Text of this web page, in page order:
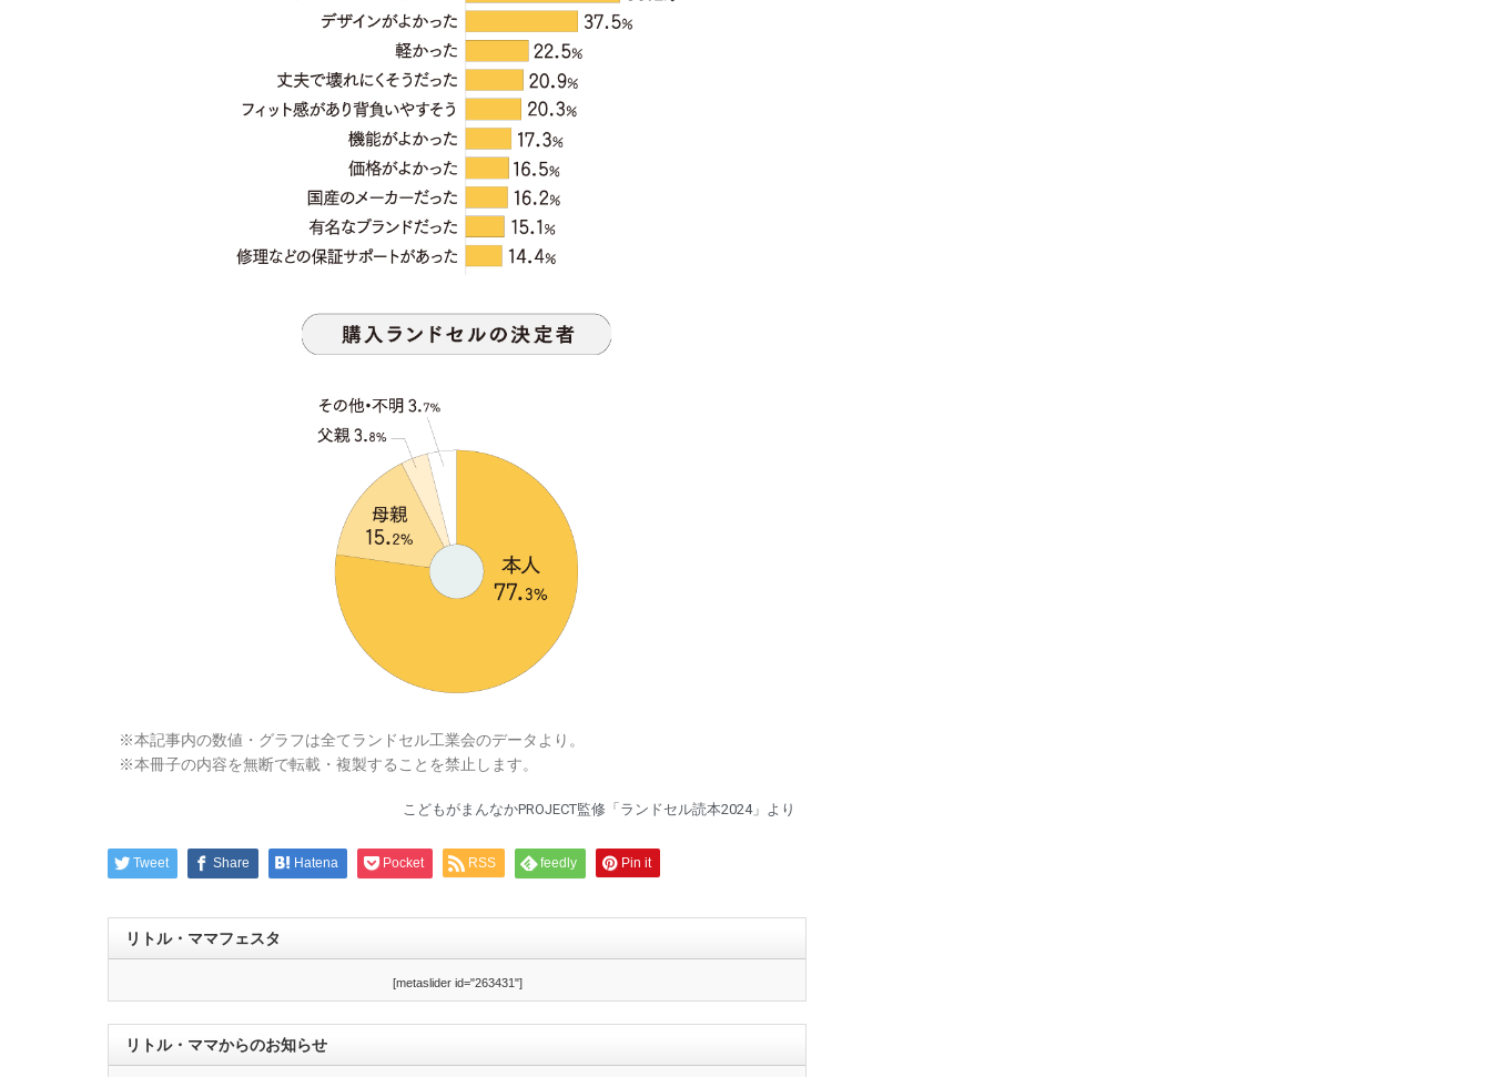
※本記事内の数値・グラフは全てランドセル工業会のデータより。
※本冊子の内容を無断で転載・複製することを禁止します。
こどもがまんなかPROJECT監修「ランドセル読本2024」より
Tweet Share Hatena Pocket RSS feedly Pin it
リトル・ママフェスタ
[metaslider id="263431"]
リトル・ママからのお知らせ